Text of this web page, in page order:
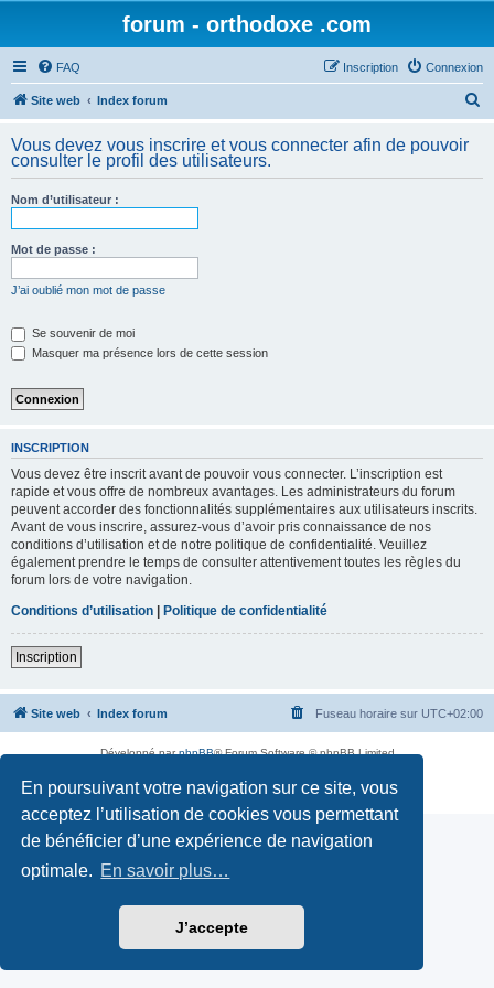
En poursuivant votre navigation sur ce site, vous
acceptez l’utilisation de cookies vous permettant
de bénéficier d’une expérience de navigation
optimale. En savoir plus…
J’accepte
forum - orthodoxe .com
FAQ Connexion
Inscription
Site web Index forum
h
Vous devez vous inscrire et vous connecter afin de pouvoir
consulter le profil des utilisateurs.
Nom d’utilisateur :
Mot de passe :
J’ai oublié mon mot de passe
Se souvenir de moi
Masquer ma présence lors de cette session
INSCRIPTION
Vous devez être inscrit avant de pouvoir vous connecter. L’inscription est
rapide et vous offre de nombreux avantages. Les administrateurs du forum
peuvent accorder des fonctionnalités supplémentaires aux utilisateurs inscrits.
Avant de vous inscrire, assurez-vous d’avoir pris connaissance de nos
conditions d’utilisation et de notre politique de confidentialité. Veuillez
également prendre le temps de consulter attentivement toutes les règles du
forum lors de votre navigation.
Conditions d’utilisation | Politique de confidentialité
Inscription
Site web Index forum Fuseau horaire sur UTC+02:00
Développé parphpBB® Forum Software © phpBB Limited
Confidentialité| Conditions